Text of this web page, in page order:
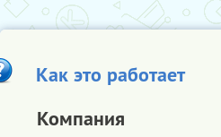
Как это работает
Компания